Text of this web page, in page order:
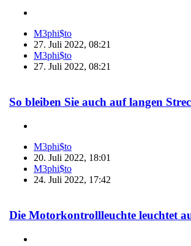
M3phi$to
27. Juli 2022, 08:21
M3phi$to
27. Juli 2022, 08:21
So bleiben Sie auch auf langen
M3phi$to
20. Juli 2022, 18:01
M3phi$to
24. Juli 2022, 17:42
Die Motorkontrollleuchte leuchtet